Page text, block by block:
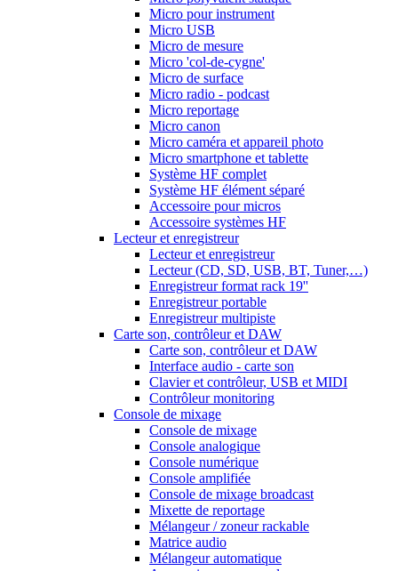
Micro pour instrument
Micro USB
Micro de mesure
Micro 'col-de-cygne'
Micro de surface
Micro radio - podcast
Micro reportage
Micro canon
Micro caméra et appareil photo
Micro smartphone et tablette
Système HF complet
Système HF élément séparé
Accessoire pour micros
Accessoire systèmes HF
Lecteur et enregistreur
Lecteur et enregistreur
Lecteur (CD, SD, USB, BT, Tuner,…)
Enregistreur format rack 19''
Enregistreur portable
Enregistreur multipiste
Carte son, contrôleur et DAW
Carte son, contrôleur et DAW
Interface audio - carte son
Clavier et contrôleur, USB et MIDI
Contrôleur monitoring
Console de mixage
Console de mixage
Console analogique
Console numérique
Console amplifiée
Console de mixage broadcast
Mixette de reportage
Mélangeur / zoneur rackable
Matrice audio
Mélangeur automatique